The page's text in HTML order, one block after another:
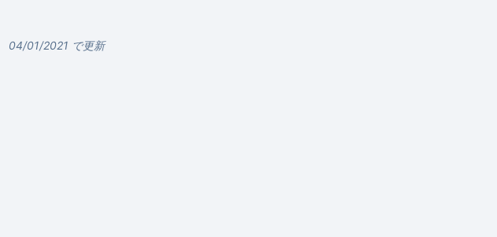
04/01/2021 で更新